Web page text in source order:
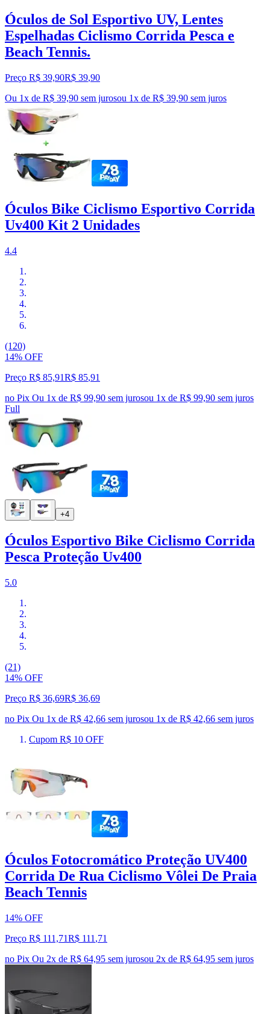
Óculos de Sol Esportivo UV, Lentes
Espelhadas Ciclismo Corrida Pesca e
Beach Tennis.
Preço R$ 39,90R$ 39,90
Ou 1x de R$ 39,90 sem jurosou 1x de R$ 39,90 sem juros
Óculos Bike Ciclismo Esportivo Corrida
Uv400 Kit 2 Unidades
4.4
(120)
14% OFF
Preço R$ 85,91R$ 85,91
no Pix Ou 1x de R$ 99,90 sem jurosou 1x de R$ 99,90 sem juros
Full
+4
Óculos Esportivo Bike Ciclismo Corrida
Pesca Proteção Uv400
5.0
(21)
14% OFF
Preço R$ 36,69R$ 36,69
no Pix Ou 1x de R$ 42,66 sem jurosou 1x de R$ 42,66 sem juros
Cupom R$ 10 OFF
Óculos Fotocromático Proteção UV400
Corrida De Rua Ciclismo Vôlei De Praia
Beach Tennis
14% OFF
Preço R$ 111,71R$ 111 ,71
no Pix Ou 2x de R$ 64,95 sem jurosou 2x de R$ 64,95 sem juros